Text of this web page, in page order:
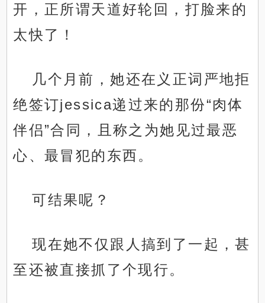
开，正所谓天道好轮回，打脸来的
太快了！
几个月前，她还在义正词严地拒
绝签订jessica递过来的那份“肉体
伴侣”合同，且称之为她见过最恶
心、最冒犯的东西。
可结果呢？
现在她不仅跟人搞到了一起，甚
至还被直接抓了个现行。